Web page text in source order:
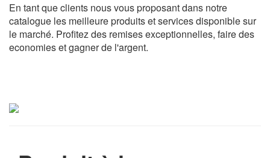
En tant que clients nous vous proposant dans notre
catalogue les meilleure produits et services disponible sur
le marché. Profitez des remises exceptionnelles, faire des
economies et gagner de l'argent.